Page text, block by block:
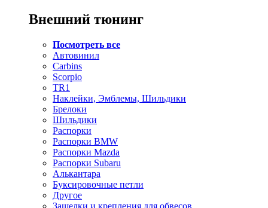
Внешний тюнинг
Посмотреть все
Автовинил
Carbins
Scorpio
TR1
Наклейки, Эмблемы, Шильдики
Брелоки
Шильдики
Распорки
Распорки BMW
Распорки Mazda
Распорки Subaru
Алькантара
Буксировочные петли
Другое